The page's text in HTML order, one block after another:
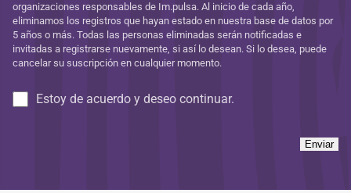
organizaciones responsables de Im.pulsa. Al inicio de cada año,
eliminamos los registros que hayan estado en nuestra base de datos por
5 años o más. Todas las personas eliminadas serán notificadas e
invitadas a registrarse nuevamente, si así lo desean. Si lo desea, puede
cancelar su suscripción en cualquier momento.
Estoy de acuerdo y deseo continuar.
Enviar